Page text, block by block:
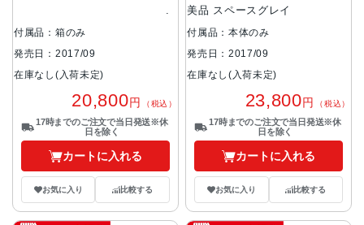
付属品：箱のみ
発売日：2017/09
在庫なし(入荷未定)
20,800円 （税込）
17時までのご注文で当日発送※休
日を除く
カートに入れる
お気に入り 比較する
美品 スペースグレイ
付属品：本体のみ
発売日：2017/09
在庫なし(入荷未定)
23,800円 （税込）
17時までのご注文で当日発送※休
日を除く
カートに入れる
お気に入り 比較する